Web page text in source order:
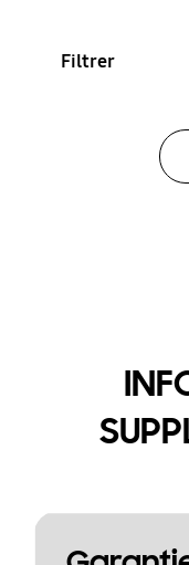
Filtrer